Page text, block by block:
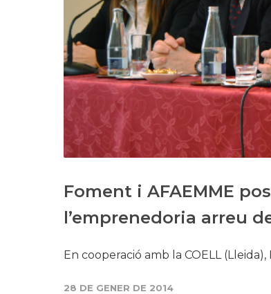
Foment i AFAEMME
l’emprenedoria arreu
​En cooperació amb la COELL
28 DE GENER DE 2014